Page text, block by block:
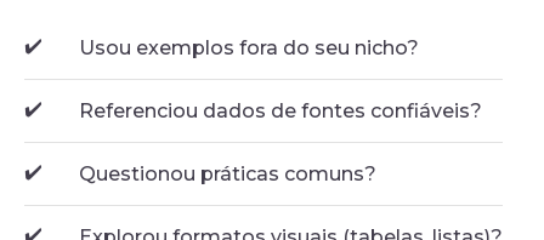
✔️ Usou exemplos fora do seu nicho?
✔️ Referenciou dados de fontes confiáveis?
✔️ Questionou práticas comuns?
✔️